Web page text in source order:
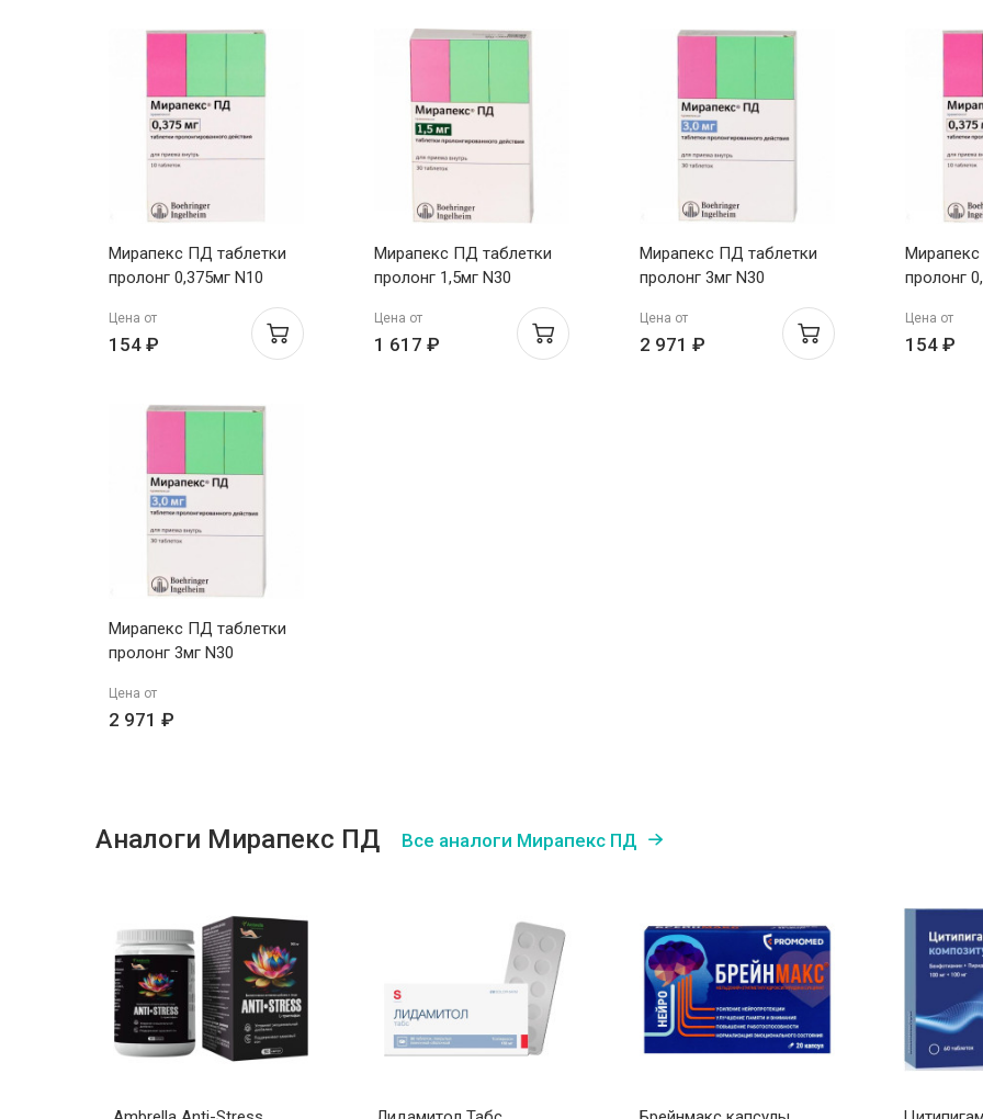
Мирапекс ПД таблетки
пролонг 0,375мг N10
Цена от
154 ₽
Мирапекс ПД таблетки
пролонг 1,5мг N30
Цена от
1 617 ₽
Мирапекс ПД таблетки
пролонг 3мг N30
Цена от
2 971 ₽
пролонг
Цена от
154 ₽
Мирапекс ПД таблетки
пролонг 3мг N30
Цена от
2 971 ₽
Аналоги Мирапекс ПД Все аналоги Мирапекс ПД